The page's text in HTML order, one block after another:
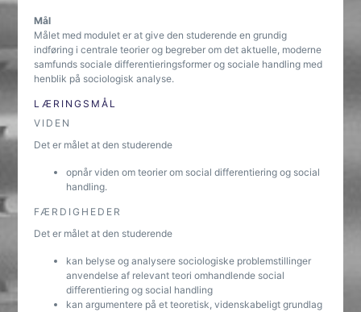
Mål
Målet med modulet er at give den studerende en grundig
indføring i centrale teorier og begreber om det aktuelle, moderne
samfunds sociale differentieringsformer og sociale handling med
henblik på sociologisk analyse.
LÆRINGSMÅL
VIDEN
Det er målet at den studerende
opnår viden om teorier om social differentiering og social
handling.
FÆRDIGHEDER
Det er målet at den studerende
kan belyse og analysere sociologiske problemstillinger
anvendelse af relevant teori omhandlende social
differentiering og social handling
kan argumentere på et teoretisk, videnskabeligt grundlag